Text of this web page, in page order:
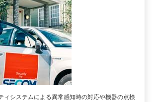
ィシステムによる異常感知時の対応や機器の点検